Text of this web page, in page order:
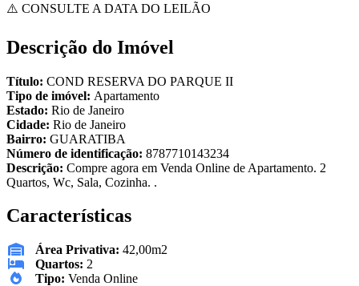
⚠️ CONSULTE A DATA DO LEILÃO
Descrição do Imóvel
Título: COND RESERVA DO PARQUE II
Tipo de imóvel: Apartamento
Estado: Rio de Janeiro
Cidade: Rio de Janeiro
Bairro: GUARATIBA
Número de identificação: 8787710143234
Descrição: Compre agora em Venda Online de Apartamento. 2
Quartos, Wc, Sala, Cozinha. .
Características
Área Privativa: 42,00m2
Quartos: 2
Tipo: Venda Online